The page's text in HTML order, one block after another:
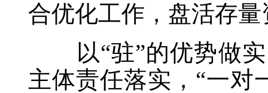
合优化工作，盘活存
以“驻”的优势做实
主体责任落实，“一对